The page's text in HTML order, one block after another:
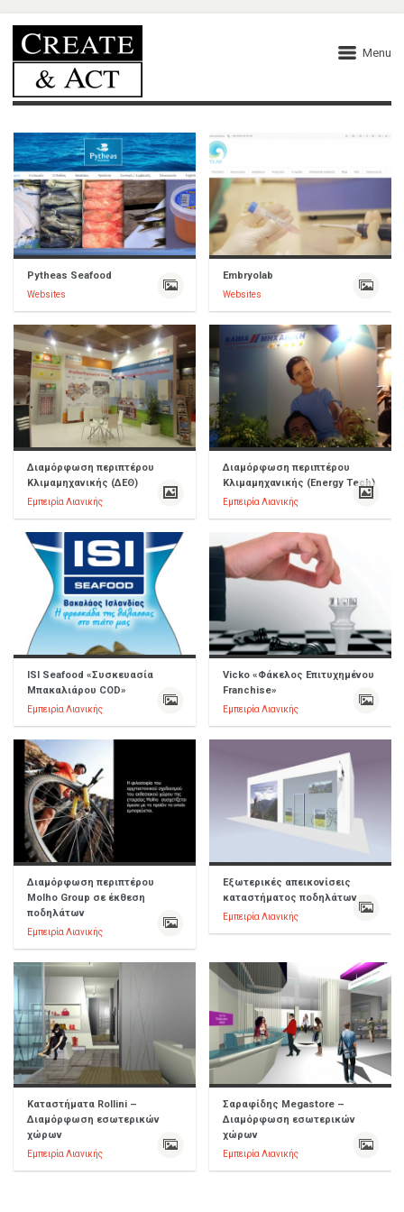
Menu
Pytheas Seafood
Websites
Embryolab
Websites
Διαμόρφωση περιπτέρου
Κλιμαμηχανικής (ΔΕΘ)
Εμπειρία Λιανικής
Διαμόρφωση περιπτέρου
Κλιμαμηχανικής (Energy Tech)
Εμπειρία Λιανικής
ISI Seafood «Συσκευασία
Μπακαλιάρου COD»
Εμπειρία Λιανικής
Vicko «Φάκελος Επιτυχημένου
Franchise»
Εμπειρία Λιανικής
Διαμόρφωση περιπτέρου
Molho Group σε έκθεση
ποδηλάτων
Εμπειρία Λιανικής
Εξωτερικές απεικονίσεις
καταστήματος ποδηλάτων
Εμπειρία Λιανικής
Καταστήματα Rollini –
Διαμόρφωση εσωτερικών
χώρων
Εμπειρία Λιανικής
Σαραφίδης Megastore –
Διαμόρφωση εσωτερικών
χώρων
Εμπειρία Λιανικής